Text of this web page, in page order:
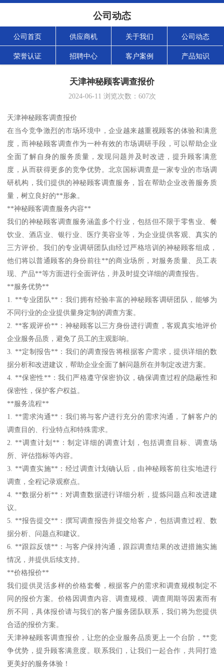
公司动态
公司首页 供应商机 关于我们 公司动态
荣誉认证 招聘中心 客户案例 产品知识
天津神秘顾客调查报价
2024-06-11 浏览次数： 607次
天津神秘顾客调查报价
在当今竞争激烈的市场环境中，企业越来越重视顾客的体验和满意
度，而神秘顾客调查作为一种有效的市场调研手段，可以帮助企业
全面了解自身的服务质量，发现问题并及时改进，提升顾客满意
度，从而获得更多的竞争优势。北京国标调查是一家专业的市场调
研机构，我们提供的神秘顾客调查服务，旨在帮助企业改善服务质
量，树立良好的**形象。
**神秘顾客调查服务内容**
我们的神秘顾客调查服务涵盖多个行业，包括但不限于零售业、餐
饮业、酒店业、银行业、医疗美容业等，为企业提供客观、真实的
三方评价。我们的专业调研团队由经过严格培训的神秘顾客组成，
他们将以普通顾客的身份前往**的商业场所，对服务质量、员工表
现、产品**等方面进行全面评估，并及时提交详细的调查报告。
**服务优势**
1. **专业团队**：我们拥有经验丰富的神秘顾客调研团队，能够为
不同行业的企业提供量身定制的调查方案。
2. **客观评价**：神秘顾客以三方身份进行调查，客观真实地评价
企业服务品质，避免了员工的主观影响。
3. **定制报告**：我们的调查报告将根据客户需求，提供详细的数
据分析和改进建议，帮助企业全面了解问题所在并制定改进方案。
4. **保密性**：我们严格遵守保密协议，确保调查过程的隐蔽性和
保密性，保护客户权益。
**服务流程**
1. **需求沟通**：我们将与客户进行充分的需求沟通，了解客户的
调查目的、行业特点和特殊需求。
2. **调查计划**：制定详细的调查计划，包括调查目标、调查场
所、评估指标等内容。
3. **调查实施**：经过调查计划确认后，由神秘顾客前往实地进行
调查，全程记录观察点。
4. **数据分析**：对调查数据进行详细分析，提炼问题点和改进建
议。
5. **报告提交**：撰写调查报告并提交给客户，包括调查过程、数
据分析、问题点和建议。
6. **跟踪反馈**：与客户保持沟通，跟踪调查结果的改进措施实施
情况，并提供后续支持。
**价格报价**
我们提供灵活多样的价格套餐，根据客户的需求和调查规模制定不
同的报价方案。价格因调查内容、调查规模、调查周期等因素而有
所不同，具体报价请与我们的客户服务团队联系，我们将为您提供
合适的报价方案。
天津神秘顾客调查报价，让您的企业服务品质更上一个台阶，**竞
争优势，提升顾客满意度。联系我们，让我们一起合作，共同打造
更美好的服务体验！